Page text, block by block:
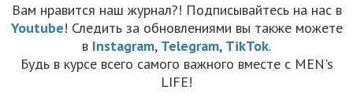
Вам нравится наш журнал?! Подписывайтесь на нас в
Youtube! Следить за обновлениями вы также можете
в Instagram, Telegram, TikTok.
Будь в курсе всего самого важного вместе с MEN's
LIFE!